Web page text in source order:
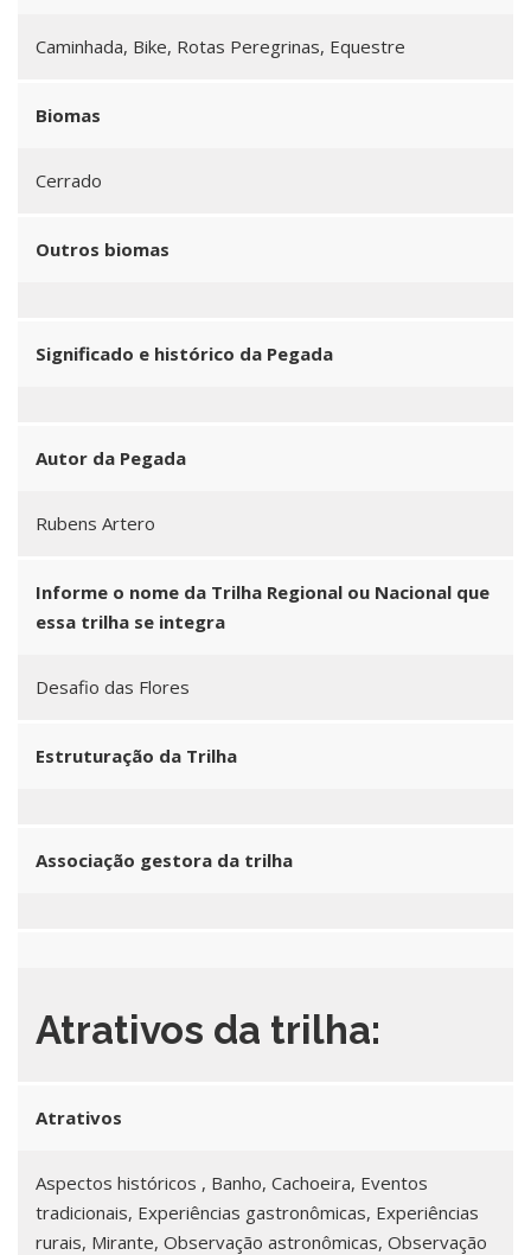
Caminhada, Bike, Rotas Peregrinas, Equestre
Biomas
Cerrado
Outros biomas
Significado e histórico da Pegada
Autor da Pegada
Rubens Artero
Informe o nome da Trilha Regional ou Nacional que
essa trilha se integra
Desafio das Flores
Estruturação da Trilha
Associação gestora da trilha
Atrativos da trilha:
Atrativos
Aspectos históricos , Banho, Cachoeira, Eventos
tradicionais, Experiências gastronômicas, Experiências
rurais, Mirante, Observação astronômicas, Observação